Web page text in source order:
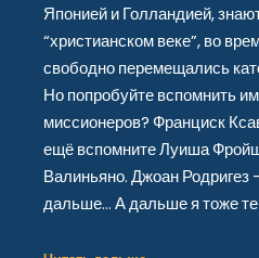
Японией и Голландией,
“христианском веке”, во
свободно перемещались
Но попробуйте вспомнить
миссионеров? Франциск
ещё вспомните Луиша
Валиньяно. Джоан Родригез
дальше… А дальше я тоже